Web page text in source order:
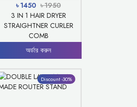
৳ 1450 ৳ 1950
3 IN 1 HAIR DRYER
STRAIGHTNER CURLER
COMB
অর্ডার করুন
Discount -30%